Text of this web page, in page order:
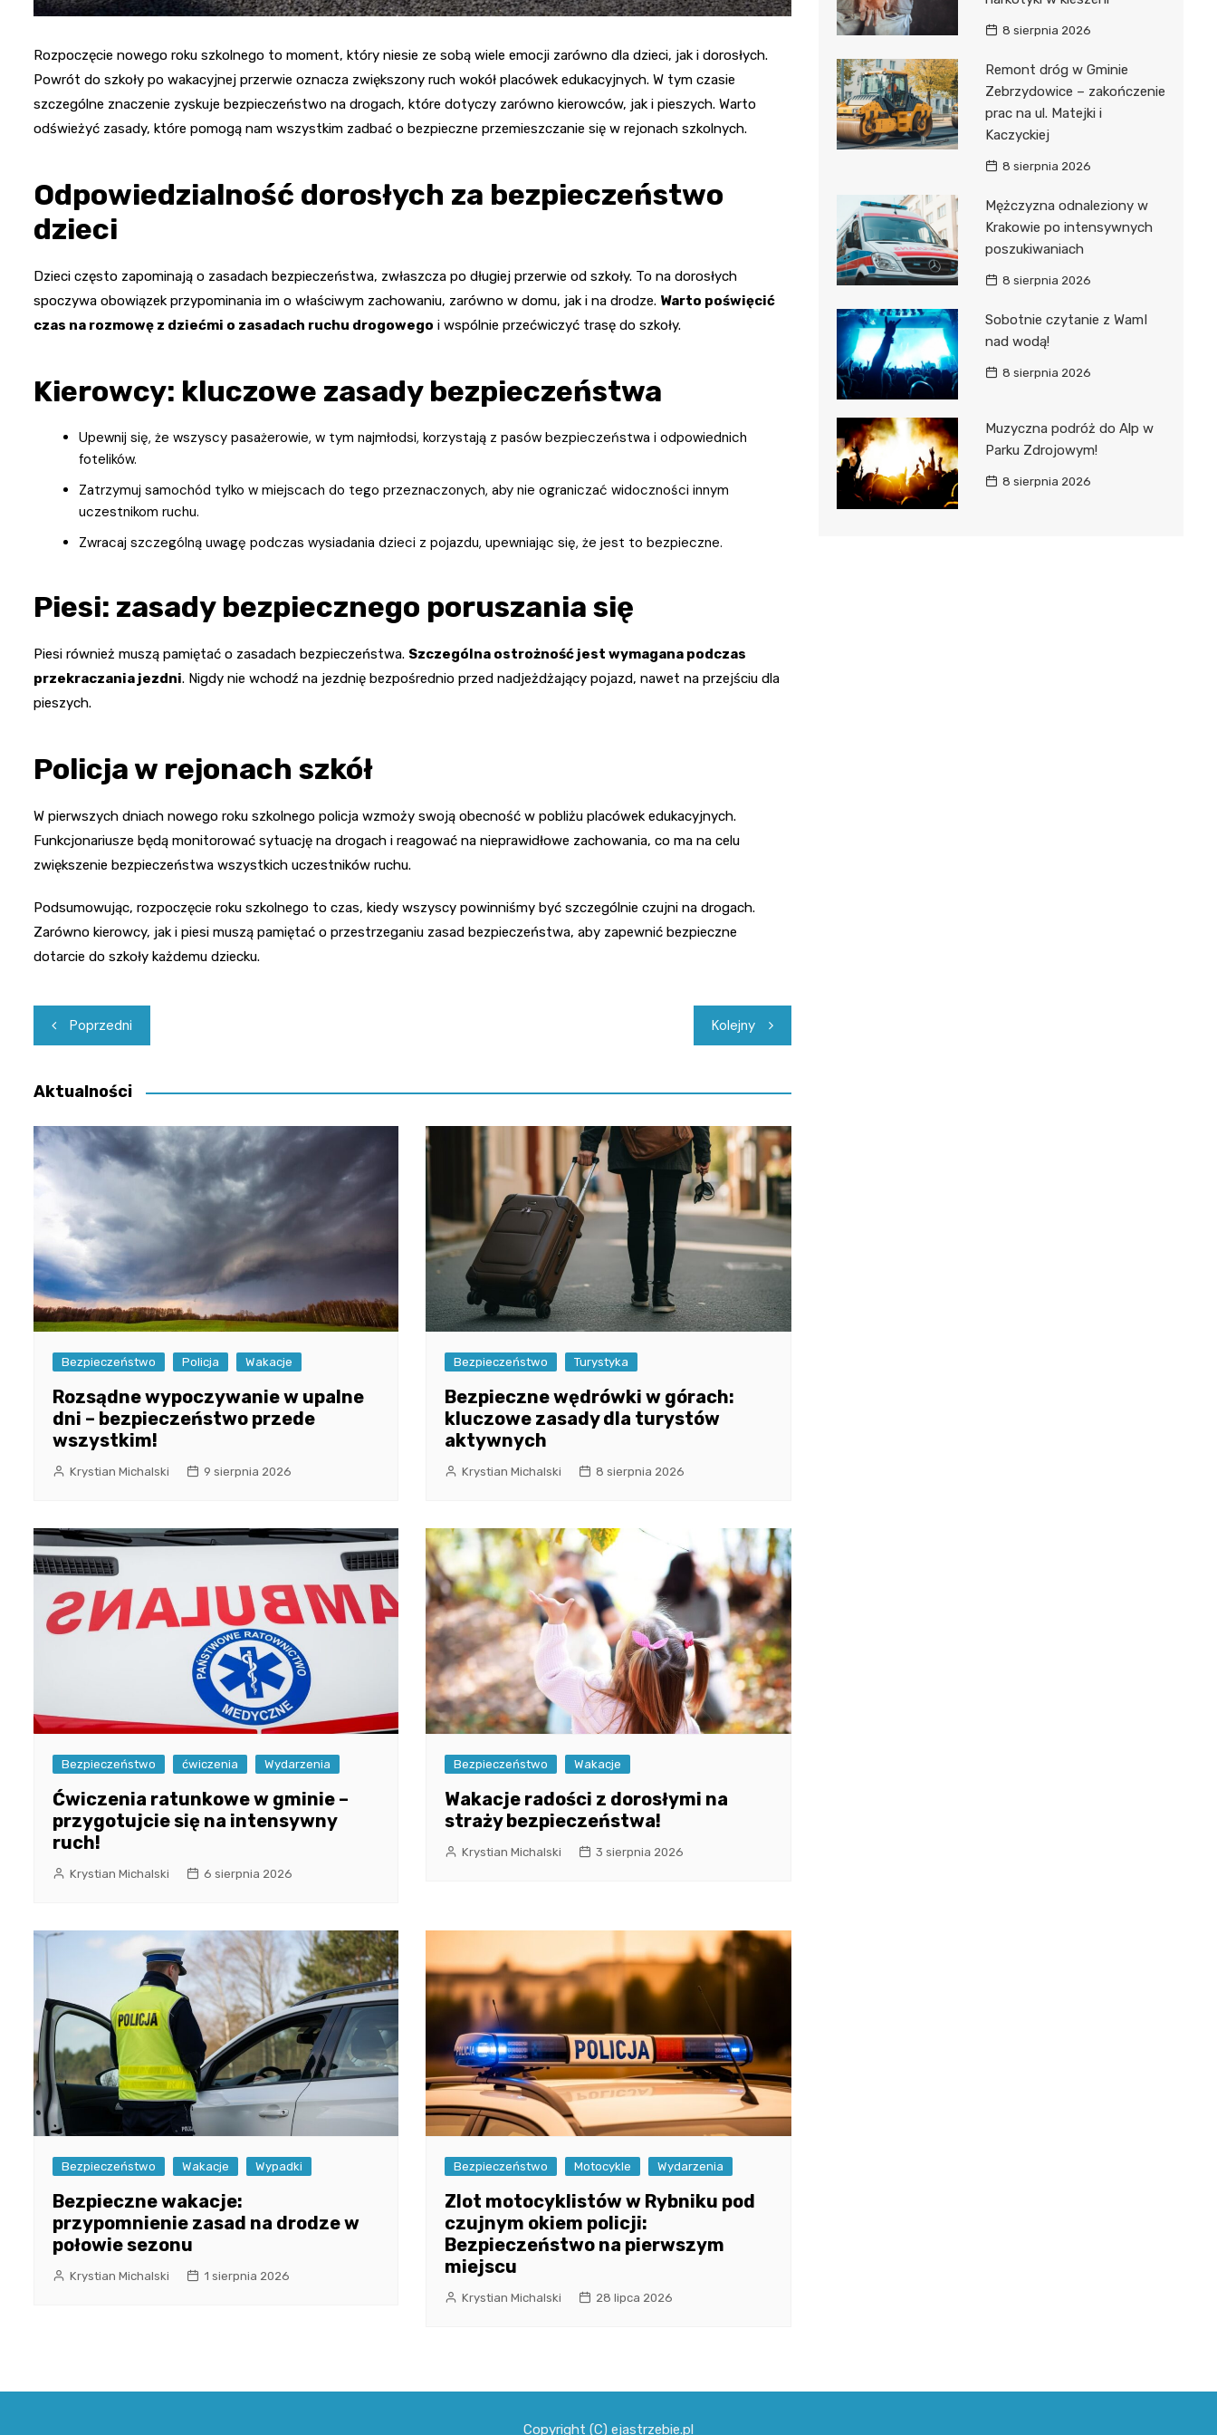
Rozpoczęcie nowego roku szkolnego to moment, który niesie ze sobą wiele emocji zarówno dla dzieci, jak i dorosłych.
Powrót do szkoły po wakacyjnej przerwie oznacza zwiększony ruch wokół placówek edukacyjnych. W tym czasie
szczególne znaczenie zyskuje bezpieczeństwo na drogach, które dotyczy zarówno kierowców, jak i pieszych. Warto
odświeżyć zasady, które pomogą nam wszystkim zadbać o bezpieczne przemieszczanie się w rejonach szkolnych.
Odpowiedzialność dorosłych za bezpieczeństwo
dzieci
Dzieci często zapominają o zasadach bezpieczeństwa, zwłaszcza po długiej przerwie od szkoły. To na dorosłych
spoczywa obowiązek przypominania im o właściwym zachowaniu, zarówno w domu, jak i na drodze. Warto poświęcić
czas na rozmowę z dziećmi o zasadach ruchu drogowego i wspólnie przećwiczyć trasę do szkoły.
Kierowcy: kluczowe zasady bezpieczeństwa
Upewnij się, że wszyscy pasażerowie, w tym najmłodsi, korzystają z pasów bezpieczeństwa i odpowiednich
fotelików.
Zatrzymuj samochód tylko w miejscach do tego przeznaczonych, aby nie ograniczać widoczności innym
uczestnikom ruchu.
Zwracaj szczególną uwagę podczas wysiadania dzieci z pojazdu, upewniając się, że jest to bezpieczne.
Piesi: zasady bezpiecznego poruszania się
Piesi również muszą pamiętać o zasadach bezpieczeństwa. Szczególna ostrożność jest wymagana podczas
przekraczania jezdni. Nigdy nie wchodź na jezdnię bezpośrednio przed nadjeżdżający pojazd, nawet na przejściu dla
pieszych.
Policja w rejonach szkół
W pierwszych dniach nowego roku szkolnego policja wzmoży swoją obecność w pobliżu placówek edukacyjnych.
Funkcjonariusze będą monitorować sytuację na drogach i reagować na nieprawidłowe zachowania, co ma na celu
zwiększenie bezpieczeństwa wszystkich uczestników ruchu.
Podsumowując, rozpoczęcie roku szkolnego to czas, kiedy wszyscy powinniśmy być szczególnie czujni na drogach.
Zarówno kierowcy, jak i piesi muszą pamiętać o przestrzeganiu zasad bezpieczeństwa, aby zapewnić bezpieczne
dotarcie do szkoły każdemu dziecku.
Nawigacja
wpisu
Poprzedni Kolejny
Aktualności
Bezpieczeństwo Policja Wakacje
Rozsądne wypoczywanie w upalne
dni – bezpieczeństwo przede
wszystkim!
Krystian Michalski 9 sierpnia 2026
Bezpieczeństwo Turystyka
Bezpieczne wędrówki w górach:
kluczowe zasady dla turystów
aktywnych
Krystian Michalski 8 sierpnia 2026
Bezpieczeństwo ćwiczenia Wydarzenia
Ćwiczenia ratunkowe w gminie –
przygotujcie się na intensywny
ruch!
Krystian Michalski 6 sierpnia 2026
Bezpieczeństwo Wakacje
Wakacje radości z dorosłymi na
straży bezpieczeństwa!
Krystian Michalski 3 sierpnia 2026
Bezpieczeństwo Wakacje Wypadki
Bezpieczne wakacje:
przypomnienie zasad na drodze w
połowie sezonu
Krystian Michalski 1 sierpnia 2026
Bezpieczeństwo Motocykle Wydarzenia
Zlot motocyklistów w Rybniku pod
czujnym okiem policji:
Bezpieczeństwo na pierwszym
miejscu
Krystian Michalski 28 lipca 2026
8 sierpnia 2026
Remont dróg w Gminie
Zebrzydowice – zakończenie
prac na ul. Matejki i
Kaczyckiej
8 sierpnia 2026
Mężczyzna odnaleziony w
Krakowie po intensywnych
poszukiwaniach
8 sierpnia 2026
Sobotnie czytanie z WamI
nad wodą!
8 sierpnia 2026
Muzyczna podróż do Alp w
Parku Zdrojowym!
8 sierpnia 2026
Copyright (C) ejastrzebie.pl